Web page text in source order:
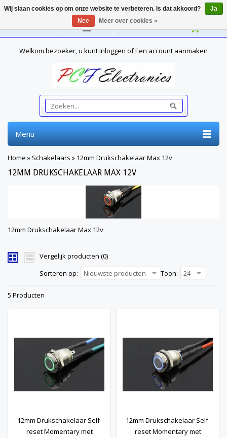
Nederlands
Welkom bezoeker, u kuntInloggen ofEen account aanmaken
Menu
Home » Schakelaars » 12mm Drukschakelaar Max 12v
12MM DRUKSCHAKELAAR MAX 12V
12mm Drukschakelaar Max 12v
Vergelijk producten (0)
Sorteren op:
Nieuwste producten Toon: 24
5 Producten
12mm Drukschakelaar Self-
reset Momentary met
12mm Drukschakelaar Self-
reset Momentary met
Wij slaan cookies op om onze website te verbeteren. Is dat akkoord?
Ja
Nee
Meer over cookies »